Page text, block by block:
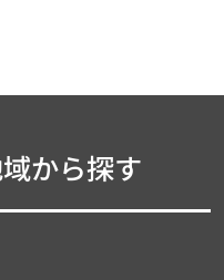
から探す